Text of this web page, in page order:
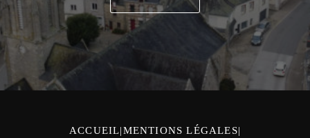
ACCUEIL MENTIONS LÉGALES